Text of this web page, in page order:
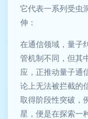
它代表一系列受虫
伸：
在通信领域，量子
管机制不同，但其
应，正推动量子通
论上无法被拦截的
取得阶段性突破，
星，便是在探索一